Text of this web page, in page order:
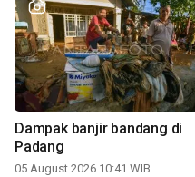
Dampak banjir bandang di
Padang
05 August 2026 10:41 WIB